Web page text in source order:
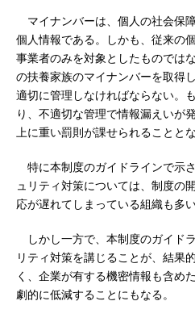
マイナンバーは、個人の社会保
個人情報である。しかも、従来の
事業者のみを対象としたものでは
の扶養家族のマイナンバーを取得
適切に管理しなければならない。
り、不適切な管理で情報漏えいが
上に重い罰則が課せられることとな
特に本制度のガイドラインで示
ュリティ対策については、制度の
応が遅れてしまっている組織も多い
しかし一方で、本制度のガイド
リティ対策を講じることが、結果
く、企業が有する機密情報も含め
劇的に低減することにもなる。